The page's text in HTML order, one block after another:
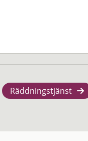
Räddningstjänst